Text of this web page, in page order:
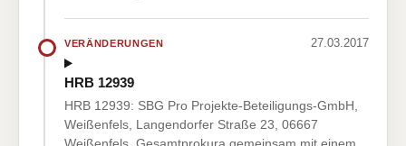
VERÄNDERUNGEN 27.03.2017
HRB 12939
HRB 12939: SBG Pro Projekte-Beteiligungs-GmbH,
Weißenfels, Langendorfer Straße 23, 06667
Weißenfels. Gesamtprokura gemeinsam mit einem